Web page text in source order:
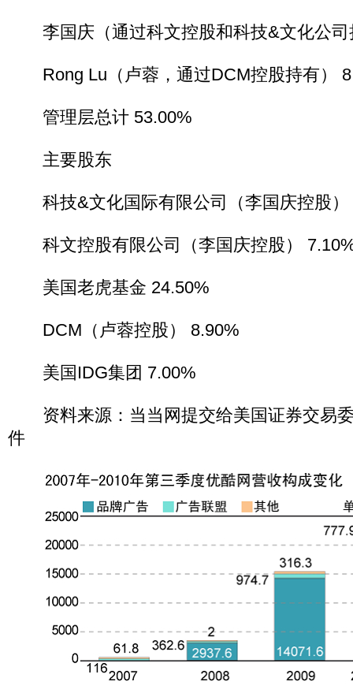
李国庆（通过科文控股和科技&文化公司
Rong Lu（卢蓉，通过DCM控股持有）
管理层总计 53.00%
主要股东
科技&文化国际有限公司（李国庆控股）
科文控股有限公司（李国庆控股）
美国老虎基金 24.50%
DCM（卢蓉控股） 8.90%
美国IDG集团 7.00%
资料来源：当当网提交给美国证券交易
件